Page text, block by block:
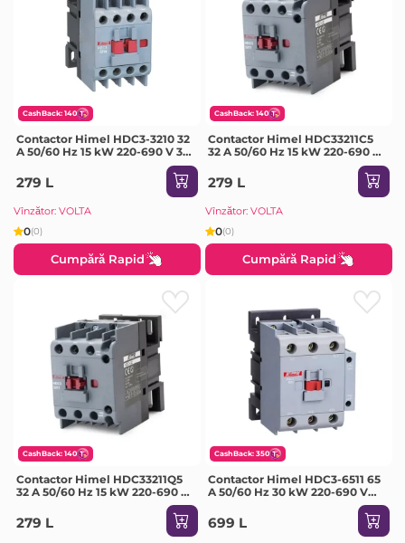
CashBack: 140
Contactor Himel HDC3-3210 32
A 50/60 Hz 15 kW 220-690 V 36
279 L
Vînzător: VOLTA
0(0)
Cumpără Rapid
CashBack: 140
Contactor Himel HDC33211C5
32 A 50/60 Hz 15 kW 220-690 V
279 L
Vînzător: VOLTA
0(0)
Cumpără Rapid
CashBack: 140
Contactor Himel HDC33211Q5
32 A 50/60 Hz 15 kW 220-690 V
279 L
CashBack: 350
Contactor Himel HDC3-6511 65
A 50/60 Hz 30 kW 220-690 V
699 L